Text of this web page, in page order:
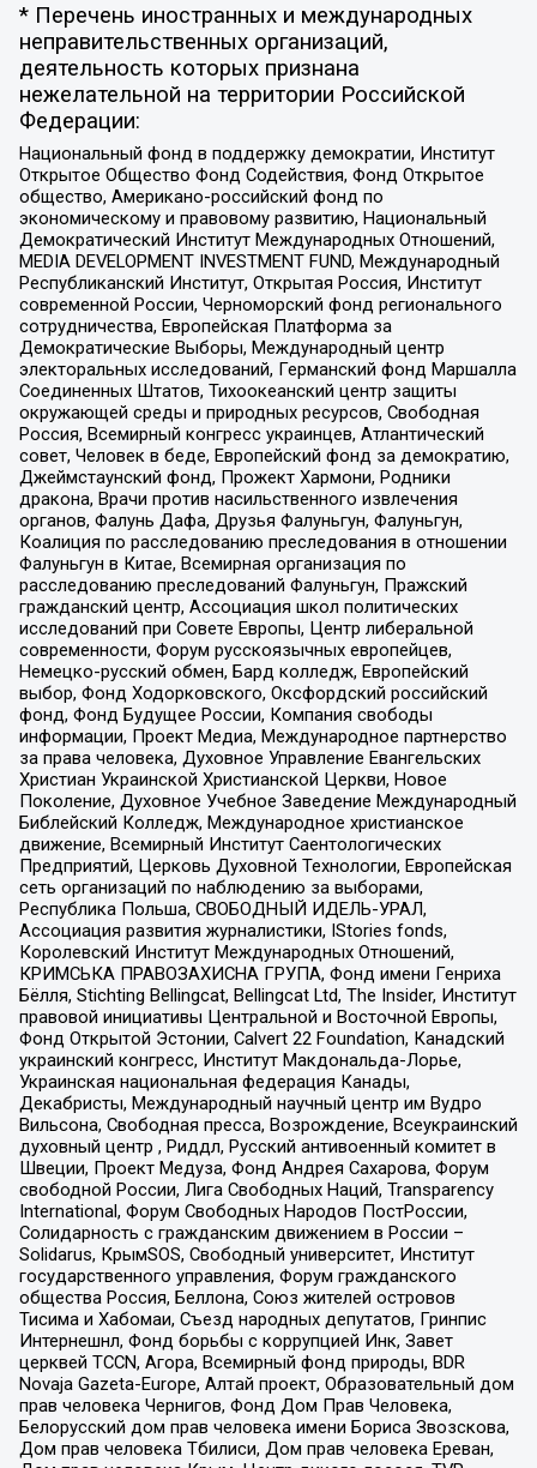
* Перечень иностранных и международных
неправительственных организаций,
деятельность которых признана
нежелательной на территории Российской
Федерации:
Национальный фонд в поддержку демократии, Институт
Открытое Общество Фонд Содействия, Фонд Открытое
общество, Американо-российский фонд по
экономическому и правовому развитию, Национальный
Демократический Институт Международных Отношений,
MEDIA DEVELOPMENT INVESTMENT FUND, Международный
Республиканский Институт, Открытая Россия, Институт
современной России, Черноморский фонд регионального
сотрудничества, Европейская Платформа за
Демократические Выборы, Международный центр
электоральных исследований, Германский фонд Маршалла
Соединенных Штатов, Тихоокеанский центр защиты
окружающей среды и природных ресурсов, Свободная
Россия, Всемирный конгресс украинцев, Атлантический
совет, Человек в беде, Европейский фонд за демократию,
Джеймстаунский фонд, Прожект Хармони, Родники
дракона, Врачи против насильственного извлечения
органов, Фалунь Дафа, Друзья Фалуньгун, Фалуньгун,
Коалиция по расследованию преследования в отношении
Фалуньгун в Китае, Всемирная организация по
расследованию преследований Фалуньгун, Пражский
гражданский центр, Ассоциация школ политических
исследований при Совете Европы, Центр либеральной
современности, Форум русскоязычных европейцев,
Немецко-русский обмен, Бард колледж, Европейский
выбор, Фонд Ходорковского, Оксфордский российский
фонд, Фонд Будущее России, Компания свободы
информации, Проект Медиа, Международное партнерство
за права человека, Духовное Управление Евангельских
Христиан Украинской Христианской Церкви, Новое
Поколение, Духовное Учебное Заведение Международный
Библейский Колледж, Международное христианское
движение, Всемирный Институт Саентологических
Предприятий, Церковь Духовной Технологии, Европейская
сеть организаций по наблюдению за выборами,
Республика Польша, СВОБОДНЫЙ ИДЕЛЬ-УРАЛ,
Ассоциация развития журналистики, IStories fonds,
Королевский Институт Международных Отношений,
КРИМСЬКА ПРАВОЗАХИСНА ГРУПА, Фонд имени Генриха
Бёлля, Stichting Bellingcat, Bellingcat Ltd, The Insider, Институт
правовой инициативы Центральной и Восточной Европы,
Фонд Открытой Эстонии, Calvert 22 Foundation, Канадский
украинский конгресс, Институт Макдональда-Лорье,
Украинская национальная федерация Канады,
Декабристы, Международный научный центр им Вудро
Вильсона, Свободная пресса, Возрождение, Всеукраинский
духовный центр , Риддл, Русский антивоенный комитет в
Швеции, Проект Медуза, Фонд Андрея Сахарова, Форум
свободной России, Лига Свободных Наций, Transparеncy
International, Форум Свободных Народов ПостРоссии,
Солидарность с гражданским движением в России –
Solidarus, КрымSOS, Свободный университет, Институт
государственного управления, Форум гражданского
общества Россия, Беллона, Союз жителей островов
Тисима и Хабомаи, Съезд народных депутатов, Гринпис
Интернешнл, Фонд борьбы с коррупцией Инк, Завет
церквей TCCN, Агора, Всемирный фонд природы, BDR
Novaja Gazeta-Europe, Алтай проект, Образовательный дом
прав человека Чернигов, Фонд Дом Прав Человека,
Белорусский дом прав человека имени Бориса Звозскова,
Дом прав человека Тбилиси, Дом прав человека Ереван,